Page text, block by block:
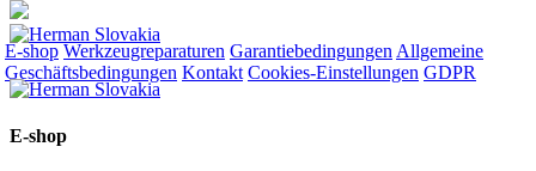
E-shop Werkzeugreparaturen Garantiebedingungen Allgemeine
Geschäftsbedingungen Kontakt Cookies-Einstellungen GDPR
E-shop